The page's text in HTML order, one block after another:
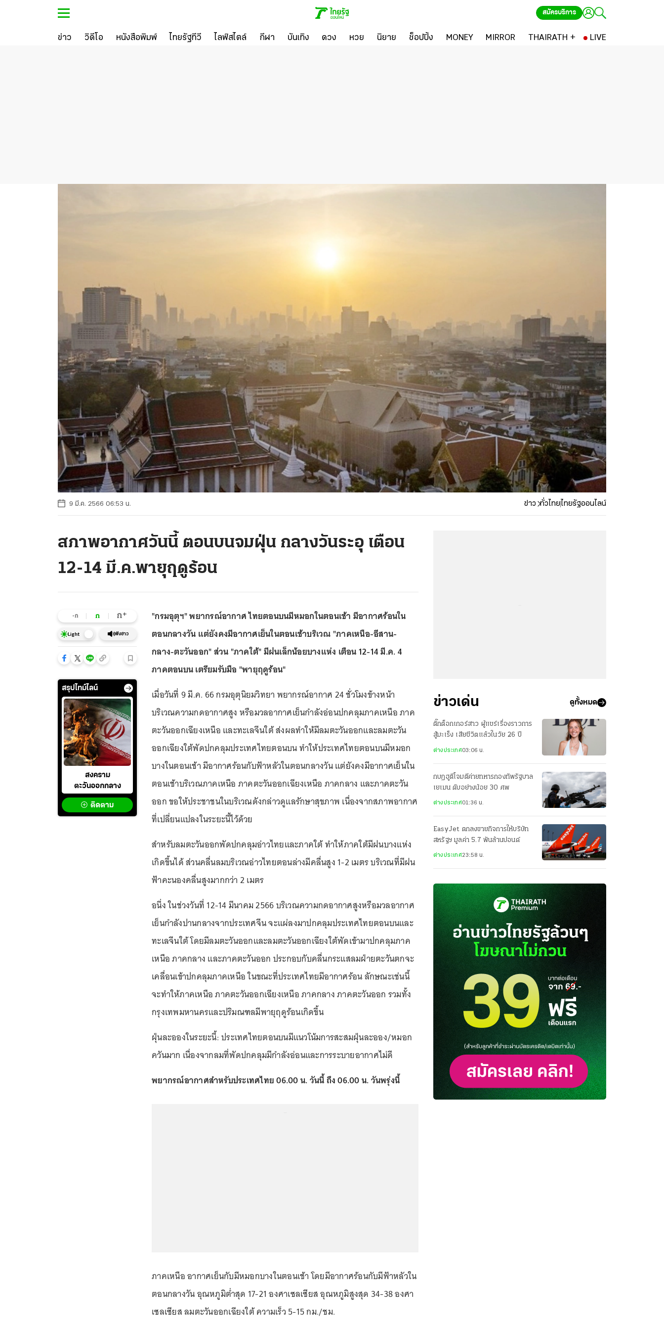
สมัครบริการ
ข่าว วิดีโอ หนังสือพิมพ์ ไทยรัฐทีวี ไลฟ์สไตล์ กีฬา บันเทิง ดวง หวย นิยาย ช็อปปิ้ง MONEY MIRROR THAIRATH + LIVE
9 มี.ค. 2566 06:53 น. ข่าว ทั่วไทยไทยรัฐออนไลน์
สภาพอากาศวันนี้ ตอนบนจมฝุ่น กลางวันระอุ เตือน
12-14 มี.ค.พายุฤดูร้อน
-ก ก ก+
Light ฟังข่าว
สรุปไทม์ไลน์
สงคราม
ตะวันออกกลาง
ติดตาม
"กรมอุตุฯ" พยากรณ์อากาศ ไทยตอนบนมีหมอกในตอนเช้า มีอากาศร้อนใน
ตอนกลางวัน แต่ยังคงมีอากาศเย็นในตอนเช้าบริเวณ "ภาคเหนือ-อีสาน-
กลาง-ตะวันออก" ส่วน "ภาคใต้" มีฝนเล็กน้อยบางแห่ง เตือน 12-14 มี.ค. 4
ภาคตอนบน เตรียมรับมือ "พายุฤดูร้อน"
เมื่อวันที่ 9 มี.ค. 66 กรมอุตุนิยมวิทยา พยากรณ์อากาศ 24 ชั่วโมงข้างหน้า
บริเวณความกดอากาศสูง หรือมวลอากาศเย็นกำลังอ่อนปกคลุมภาคเหนือ ภาค
ตะวันออกเฉียงเหนือ และทะเลจีนใต้ ส่งผลทำให้มีลมตะวันออกและลมตะวัน
ออกเฉียงใต้พัดปกคลุมประเทศไทยตอนบน ทำให้ประเทศไทยตอนบนมีหมอก
บางในตอนเช้า มีอากาศร้อนกับฟ้าหลัวในตอนกลางวัน แต่ยังคงมีอากาศเย็นใน
ตอนเช้าบริเวณภาคเหนือ ภาคตะวันออกเฉียงเหนือ ภาคกลาง และภาคตะวัน
ออก ขอให้ประชาชนในบริเวณดังกล่าวดูแลรักษาสุขภาพ เนื่องจากสภาพอากาศ
ที่เปลี่ยนแปลงในระยะนี้ไว้ด้วย
สำหรับลมตะวันออกพัดปกคลุมอ่าวไทยและภาคใต้ ทำให้ภาคใต้มีฝนบางแห่ง
เกิดขึ้นได้ ส่วนคลื่นลมบริเวณอ่าวไทยตอนล่างมีคลื่นสูง 1-2 เมตร บริเวณที่มีฝน
ฟ้าคะนองคลื่นสูงมากกว่า 2 เมตร
อนึ่ง ในช่วงวันที่ 12-14 มีนาคม 2566 บริเวณความกดอากาศสูงหรือมวลอากาศ
เย็นกำลังปานกลางจากประเทศจีน จะแผ่ลงมาปกคลุมประเทศไทยตอนบนและ
ทะเลจีนใต้ โดยมีลมตะวันออกและลมตะวันออกเฉียงใต้พัดเข้ามาปกคลุมภาค
เหนือ ภาคกลาง และภาคตะวันออก ประกอบกับคลื่นกระแสลมฝ่ายตะวันตกจะ
เคลื่อนเข้าปกคลุมภาคเหนือ ในขณะที่ประเทศไทยมีอากาศร้อน ลักษณะเช่นนี้
จะทำให้ภาคเหนือ ภาคตะวันออกเฉียงเหนือ ภาคกลาง ภาคตะวันออก รวมทั้ง
กรุงเทพมหานครและปริมณฑลมีพายุฤดูร้อนเกิดขึ้น
ฝุ่นละอองในระยะนี้: ประเทศไทยตอนบนมีแนวโน้มการสะสมฝุ่นละออง/หมอก
ควันมาก เนื่องจากลมที่พัดปกคลุมมีกำลังอ่อนและการระบายอากาศไม่ดี
พยากรณ์อากาศสำหรับประเทศไทย 06.00 น. วันนี้ ถึง 06.00 น. วันพรุ่งนี้
ภาคเหนือ อากาศเย็นกับมีหมอกบางในตอนเช้า โดยมีอากาศร้อนกับมีฟ้าหลัวใน
ตอนกลางวัน อุณหภูมิต่ำสุด 17-21 องศาเซลเซียส อุณหภูมิสูงสุด 34-38 องศา
เซลเซียส ลมตะวันออกเฉียงใต้ ความเร็ว 5-15 กม./ชม.
ข่าวเด่น ดูทั้งหมด
ติ๊กต็อกเกอร์สาว ผู้แชร์เรื่องราวการ
สู้มะเร็ง เสียชีวิตแล้วในวัย 26 ปี
ต่างประเทศ03:06 น.
กบฏฮูตีโจมตีค่ายทหารกองทัพรัฐบาล
เยเมน ดับอย่างน้อย 30 ศพ
ต่างประเทศ01:36 น.
EasyJet ตกลงขายกิจการให้บริษัท
สหรัฐฯ มูลค่า 5.7 พันล้านปอนด์
ต่างประเทศ23:58 น.